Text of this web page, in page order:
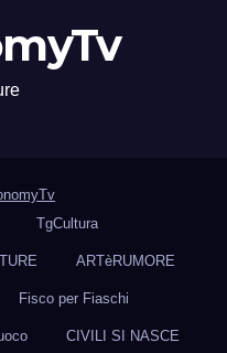
TgCultura
ARTèRUMORE
Fisco per Fiaschi
CIVILI SI NASCE